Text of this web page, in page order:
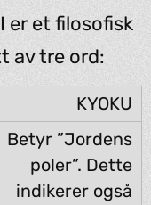
er et filosofisk
av tre ord:
KYOKU
Betyr ”Jordens
poler”. Dette
indikerer også